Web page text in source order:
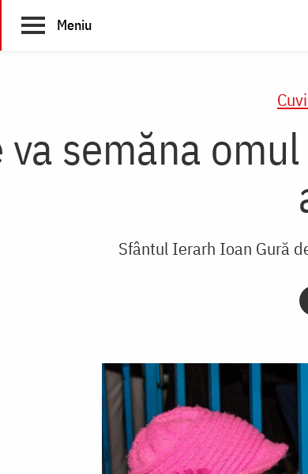
Meniu
va semăna
Sfântul Ierarh Ioan Gură